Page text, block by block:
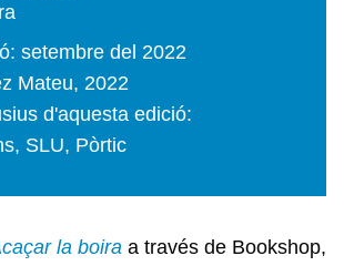
setembre del 2022
Mateu, 2022
d'aquesta edició:
SLU, Pòrtic
la boira a través de Bookshop,